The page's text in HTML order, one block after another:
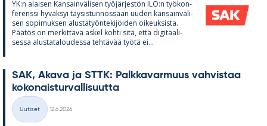
YK:n alai­sen Kan­sain­vä­li­sen työ­jär­jes­tön ILO:n työ­kon­
fe­renssi hy­väk­syi täy­sis­tun­nos­saan uu­den kan­sain­vä­li­
sen so­pi­muk­sen alus­ta­työn­te­ki­jöi­den oi­keuk­sista.
Pää­tös on mer­kit­tävä as­kel kohti sitä, että di­gi­taa­li­
sessa alus­ta­ta­lou­dessa teh­tä­vää työtä ei...
SAK, Akava ja STTK: Palk­ka­var­muus vah­vis­taa
ko­ko­nais­tur­val­li­suutta
Kategoriat
Uutiset
12.6.2026